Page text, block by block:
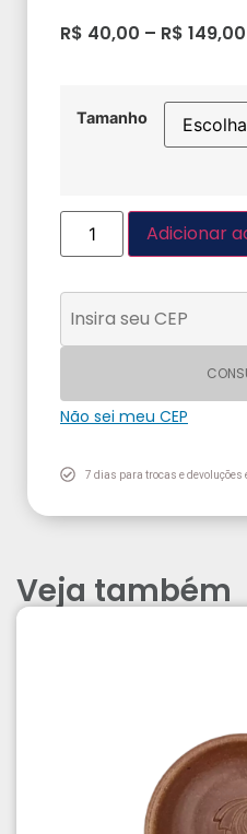
R$ 40,00 – R$ 149,00
Tamanho
Adicionar
Não sei meu CEP
7 dias para trocas e devoluções
Veja também